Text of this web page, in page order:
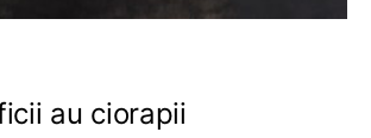
au ciorapii